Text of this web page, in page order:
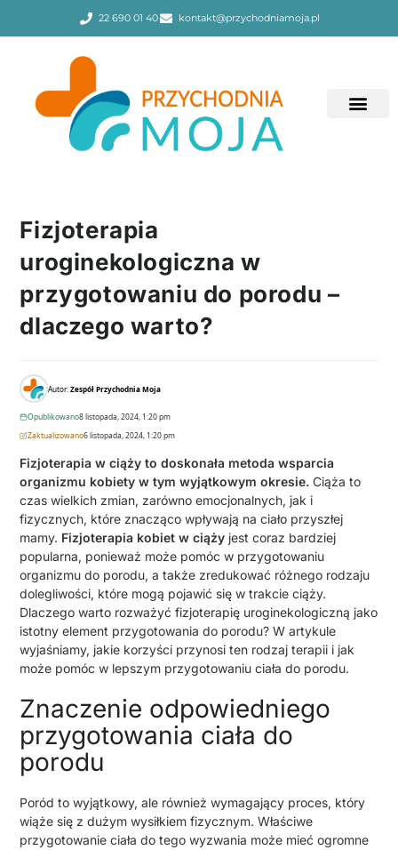
22 690 01 40 kontakt@przychodniamoja.pl
Fizjoterapia
uroginekologiczna w
przygotowaniu do porodu –
dlaczego warto?
Autor:Zespół Przychodnia Moja
Opublikowano8 listopada, 2024, 1:20 pm
Zaktualizowano6 listopada, 2024, 1:20 pm
Fizjoterapia w ciąży to doskonała metoda wsparcia
organizmu kobiety w tym wyjątkowym okresie.Ciąża to
czas wielkich zmian, zarówno emocjonalnych, jak i
fizycznych, które znacząco wpływają na ciało przyszłej
mamy. Fizjoterapia kobiet w ciąży jest coraz bardziej
popularna, ponieważ może pomóc w przygotowaniu
organizmu do porodu, a także zredukować różnego rodzaju
dolegliwości, które mogą pojawić się w trakcie ciąży.
Dlaczego warto rozważyć fizjoterapię uroginekologiczną jako
istotny element przygotowania do porodu? W artykule
wyjaśniamy, jakie korzyści przynosi ten rodzaj terapii i jak
może pomóc w lepszym przygotowaniu ciała do porodu.
Znaczenie odpowiedniego
przygotowania ciała do
porodu
Poród to wyjątkowy, ale również wymagający proces, który
wiąże się z dużym wysiłkiem fizycznym. Właściwe
przygotowanie ciała do tego wyzwania może mieć ogromne